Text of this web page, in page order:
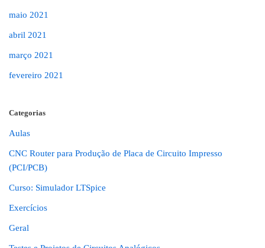
maio 2021
abril 2021
março 2021
fevereiro 2021
Categorias
Aulas
CNC Router para Produção de Placa de Circuito Impresso
(PCI/PCB)
Curso: Simulador LTSpice
Exercícios
Geral